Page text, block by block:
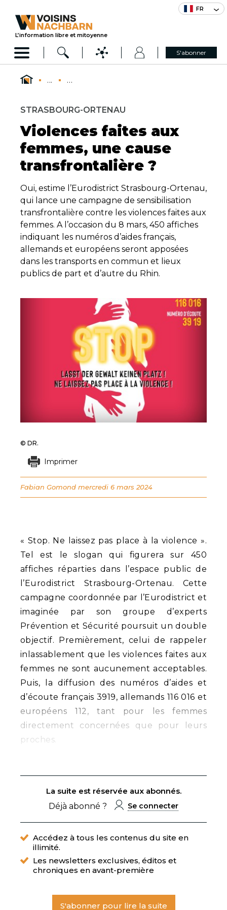
FR
L’information libre et mitoyenne
S'abonner
... ...
STRASBOURG-ORTENAU
Violences faites aux
femmes, une cause
transfrontalière ?
Oui, estime l’Eurodistrict Strasbourg-Ortenau,
qui lance une campagne de sensibilisation
transfrontalière contre les violences faites aux
femmes. A l’occasion du 8 mars, 450 affiches
indiquant les numéros d’aides français,
allemands et européens seront apposées
dans les transports en commun et lieux
publics de part et d’autre du Rhin.
« Stop. Ne laissez pas place à la violence ».
Tel est le slogan qui figurera sur 450
affiches réparties dans l’espace public de
l’Eurodistrict Strasbourg-Ortenau. Cette
campagne coordonnée par l’Eurodistrict et
imaginée par son groupe d’experts
Prévention et Sécurité poursuit un double
objectif. Premièrement, celui de rappeler
inlassablement que les violences faites aux
femmes ne sont aucunement acceptables.
Puis, la diffusion des numéros d’aides et
d’écoute français 3919, allemands 116 016 et
européens 112, tant pour les femmes
directement concernées que pour leurs
proches.
La suite est réservée aux abonnés.
Déjà abonné ?
Se connecter
Accédez à tous les contenus du site en
illimité.
Les newsletters exclusives, éditos et
chroniques en avant-première
S'abonner pour lire la suite
© DR.
Imprimer
Fabian Gomond mercredi 6 mars 2024